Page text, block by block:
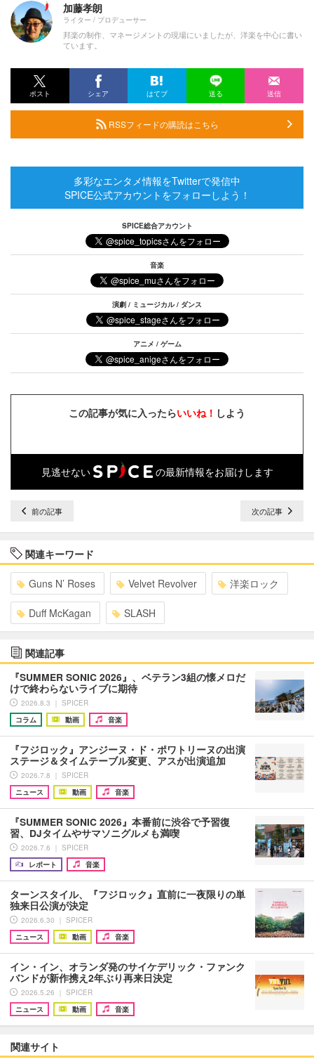
加藤孝朗
ライター / プロデューサー
邦楽の制作、マネージメントの現場にいましたが、洋楽を中心に書い
ています。
ポスト シェア はてブ 送る 送信
RSSフィードの購読はこちら
多彩なエンタメ情報をTwitterで発信中
SPICE公式アカウントをフォローしよう！
SPICE総合アカウント
音楽
演劇 / ミュージカル / ダンス
アニメ / ゲーム
この記事が気に入ったらいいね！ しよう
見逃せない の最新情報をお届けします
前の記事 次の記事
関連キーワード
Guns N’ Roses Velvet Revolver 洋楽ロック
Duff McKagan SLASH
関連記事
『SUMMER SONIC 2026』、ベテラン3組の懐メロだ
けで終わらないライブに期待
2026.8.3 ｜ SPICER
コラム
動画 音楽
『フジロック』アンジーヌ・ド・ポワトリーヌの出演
ステージ＆タイムテーブル変更、アスが出演追加
2026.7.8 ｜ SPICER
ニュース
動画 音楽
『SUMMER SONIC 2026』本番前に渋谷で予習復
習、DJタイムやサマソニグルメも満喫
2026.7.6 ｜ SPICER
レポート
音楽
ターンスタイル、『フジロック』直前に一夜限りの単
独来日公演が決定
2026.6.30 ｜ SPICER
ニュース
動画 音楽
イン・イン、オランダ発のサイケデリック・ファンク
バンドが新作携え2年ぶり再来日決定
2026.5.26 ｜ SPICER
ニュース
動画 音楽
関連サイト